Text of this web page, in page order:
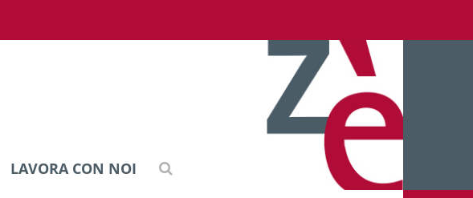
LAVORA CON NOI